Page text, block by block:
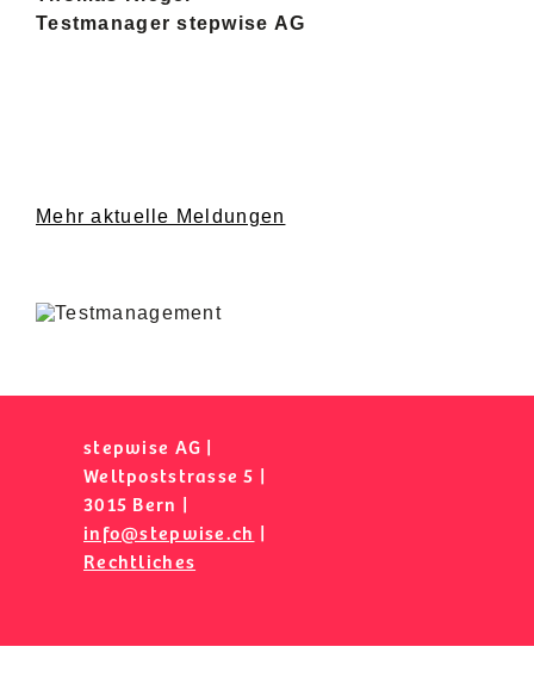
Testmanager stepwise AG
Mehr aktuelle Meldungen
stepwise AG |
Weltpoststrasse 5 |
3015 Bern |
info@stepwise.ch |
Rechtliches